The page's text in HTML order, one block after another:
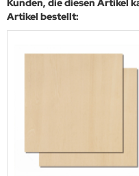
Kunden, die diesen Artikel
Artikel bestellt: